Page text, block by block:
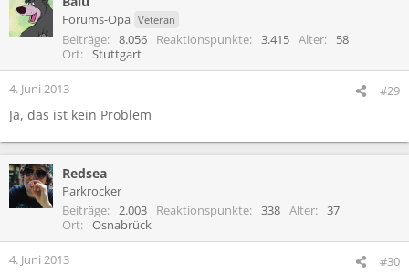
Forums-Opa Veteran
Beiträge 8.056 Reaktionspunkte 3.415 Alter
58
Ort
Stuttgart
4. Juni 2013 #29
Ja, das ist kein Problem
Redsea
Parkrocker
Beiträge
2.003 Reaktionspunkte 338 Alter
37
Ort
Osnabrück
4. Juni 2013 #30